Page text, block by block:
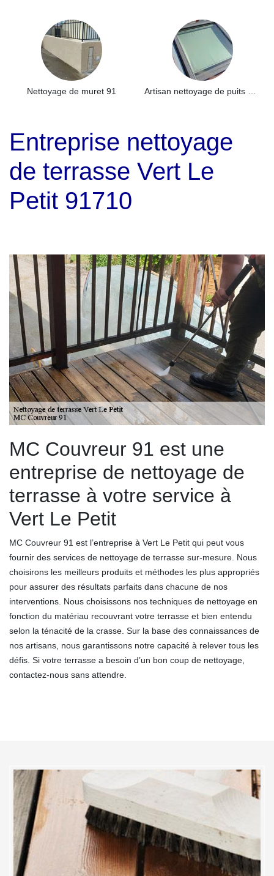
Nettoyage de muret 91
Entreprise nettoyage
de terrasse Vert Le
Petit 91710
MC Couvreur 91 est une
entreprise de nettoyage de
terrasse à votre service à
Vert Le Petit
MC Couvreur 91 est l’entreprise à Vert Le Petit qui peut vous
fournir des services de nettoyage de terrasse sur-mesure. Nous
choisirons les meilleurs produits et méthodes les plus appropriés
pour assurer des résultats parfaits dans chacune de nos
interventions. Nous choisissons nos techniques de nettoyage en
fonction du matériau recouvrant votre terrasse et bien entendu
selon la ténacité de la crasse. Sur la base des connaissances de
nos artisans, nous garantissons notre capacité à relever tous les
défis. Si votre terrasse a besoin d’un bon coup de nettoyage,
contactez-nous sans attendre.